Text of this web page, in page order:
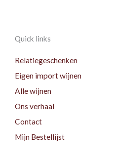
Quick links
Relatiegeschenken
Eigen import wijnen
Alle wijnen
Ons verhaal
Contact
Mijn Bestellijst